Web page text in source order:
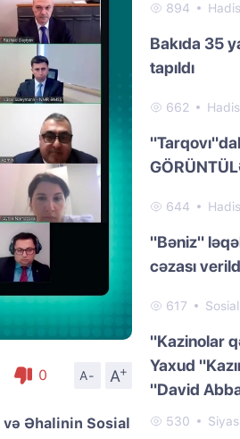
0 A- A
+
Əhalinin Sosial
894
Bakıda 35
tapıldı
662
644
"Bəniz"
cəzası
617 Sosial
"Kazinolar
Yaxud
"David
530